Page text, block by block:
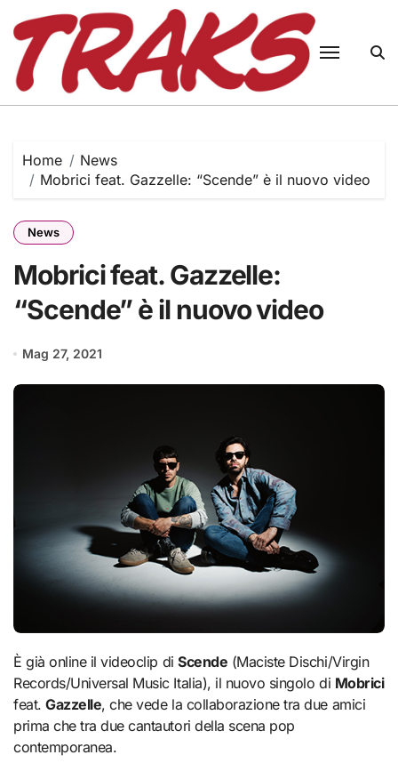
content
Home
News
Mobrici feat. Gazzelle: “Scende” è il nuovo video
News
Mobrici feat. Gazzelle:
“Scende” è il nuovo video
Mag 27, 2021
È già online il videoclip diScende (Maciste Dischi/Virgin
Records/Universal Music Italia), il nuovo singolo di Mobrici
feat.Gazzelle, che vede la collaborazione tra due amici
prima che tra due cantautori della scena pop
contemporanea.